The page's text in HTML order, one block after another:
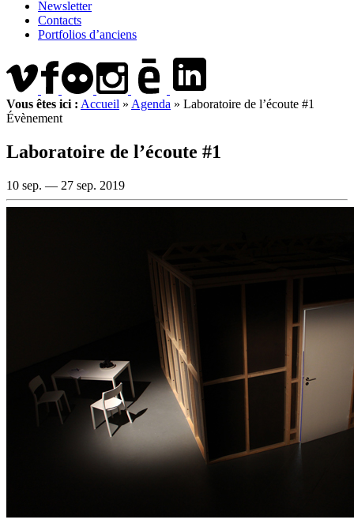
Newsletter
Contacts
Portfolios d’anciens
Vous êtes ici : Accueil » Agenda » Laboratoire de l’écoute #1
Évènement
Laboratoire de l’écoute #1
10 sep. — 27 sep. 2019